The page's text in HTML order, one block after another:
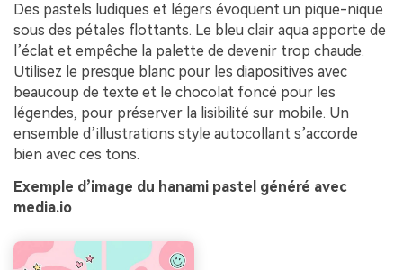
Des pastels ludiques et légers évoquent un pique-nique
sous des pétales flottants. Le bleu clair aqua apporte de
l’éclat et empêche la palette de devenir trop chaude.
Utilisez le presque blanc pour les diapositives avec
beaucoup de texte et le chocolat foncé pour les
légendes, pour préserver la lisibilité sur mobile. Un
ensemble d’illustrations style autocollant s’accorde
bien avec ces tons.
Exemple d’image du hanami pastel généré avec
media.io